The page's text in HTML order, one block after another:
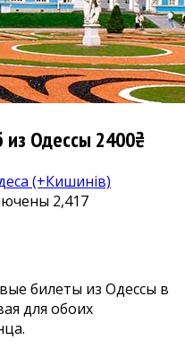
Одессы 2400₴
(+Кишинів)
2,417
билеты из Одессы в
для обоих